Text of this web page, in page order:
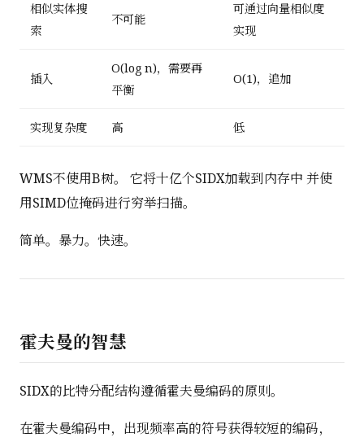
相似实体搜
索
不可能
可通过向量相似度
实现
插入
O(log n)，需要再
平衡
O(1)，追加
实现复杂度 高 低
WMS不使用B树。 它将十亿个SIDX加载到内存中 并使
用SIMD位掩码进行穷举扫描。
简单。暴力。快速。
霍夫曼的智慧
SIDX的比特分配结构遵循霍夫曼编码的原则。
在霍夫曼编码中，出现频率高的符号获得较短的编码，